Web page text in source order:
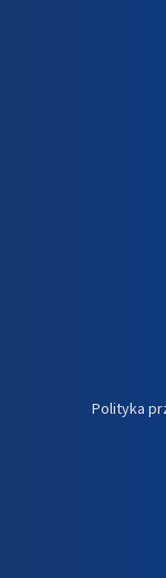
Polityka